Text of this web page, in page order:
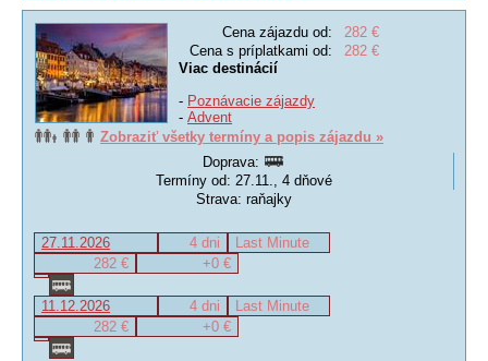
Cena zájazdu od:
282 €
Cena s príplatkami od:
282 €
Viac destinácií
- Poznávacie zájazdy
- Advent
Zobraziť všetky termíny a popis zájazdu »
Doprava:
Termíny od: 27.11., 4 dňové
Strava: raňajky
27.11.2026 4 dni
Last Minute
282 €
+0 €
11.12.2026 4 dni
Last Minute
282 €
+0 €